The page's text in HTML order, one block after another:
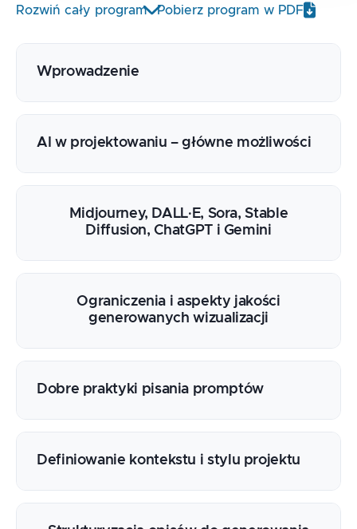
Rozwiń cały program Pobierz program w PDF
Wprowadzenie
AI w projektowaniu – główne możliwości
Midjourney, DALL·E, Sora, Stable
Diffusion, ChatGPT i Gemini
Ograniczenia i aspekty jakości
generowanych wizualizacji
Dobre praktyki pisania promptów
Definiowanie kontekstu i stylu projektu